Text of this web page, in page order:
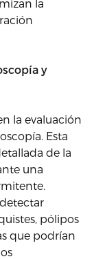
la
y
la evaluación
Esta
de la
una
pólipos
que podrían